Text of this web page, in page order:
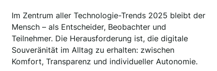
Im Zentrum aller Technologie-Trends 2025 bleibt der
Mensch – als Entscheider, Beobachter und
Teilnehmer. Die Herausforderung ist, die digitale
Souveränität im Alltag zu erhalten: zwischen
Komfort, Transparenz und individueller Autonomie.